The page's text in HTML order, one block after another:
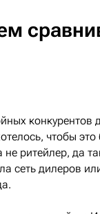
конкурентов
чтобы это
не ритейлер, да
сеть дилеров